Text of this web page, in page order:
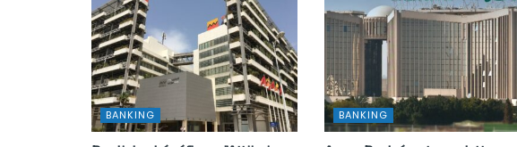
BANKING BANKING